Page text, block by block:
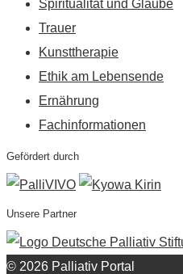
Spiritualität und Glaube
Trauer
Kunsttherapie
Ethik am Lebensende
Ernährung
Fachinformationen
Gefördert durch
Unsere Partner
© 2026 Palliativ Portal